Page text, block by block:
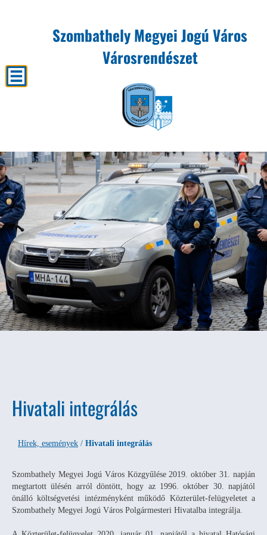
Szombathely Megyei Jogú Város
Városrendészet
Hivatali integrálás
Hírek, események / Hivatali integrálás
Szombathely Megyei Jogú Város Közgyűlése 2019. október 31. napján
megtartott ülésén arról döntött, hogy az 1996. október 30. napjától
önálló költségvetési intézményként működő Közterület-felügyeletet a
Szombathely Megyei Jogú Város Polgármesteri Hivatalba integrálja.